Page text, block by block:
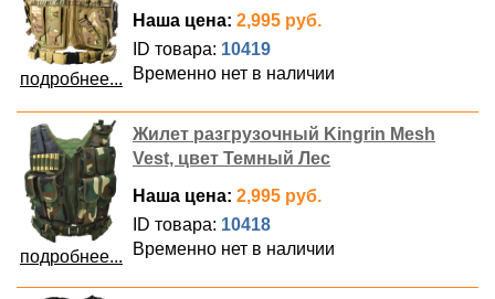
подробнее...
Наша цена: 2,995 руб.
ID товара: 10419
Временно нет в наличии
подробнее...
Жилет разгрузочный Kingrin Mesh
Vest, цвет Темный Лес
Наша цена: 2,995 руб.
ID товара: 10418
Временно нет в наличии